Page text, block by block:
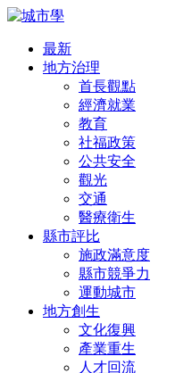
最新
地方治理
首長觀點
經濟就業
教育
社福政策
公共安全
觀光
交通
醫療衛生
縣市評比
施政滿意度
縣市競爭力
運動城市
地方創生
文化復興
產業重生
人才回流